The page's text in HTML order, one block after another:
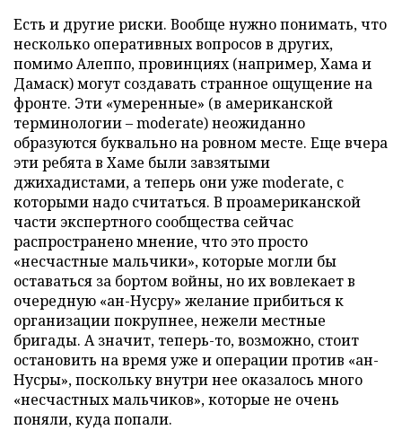
Есть и другие риски. Вообще нужно понимать, что
несколько оперативных вопросов в других,
помимо Алеппо, провинциях (например, Хама и
Дамаск) могут создавать странное ощущение на
фронте. Эти «умеренные» (в американской
терминологии – moderate) неожиданно
образуются буквально на ровном месте. Еще вчера
эти ребята в Хаме были завзятыми
джихадистами, а теперь они уже moderate, с
которыми надо считаться. В проамериканской
части экспертного сообщества сейчас
распространено мнение, что это просто
«несчастные мальчики», которые могли бы
оставаться за бортом войны, но их вовлекает в
очередную «ан-Нусру» желание прибиться к
организации покрупнее, нежели местные
бригады. А значит, теперь-то, возможно, стоит
остановить на время уже и операции против «ан-
Нусры», поскольку внутри нее оказалось много
«несчастных мальчиков», которые не очень
поняли, куда попали.